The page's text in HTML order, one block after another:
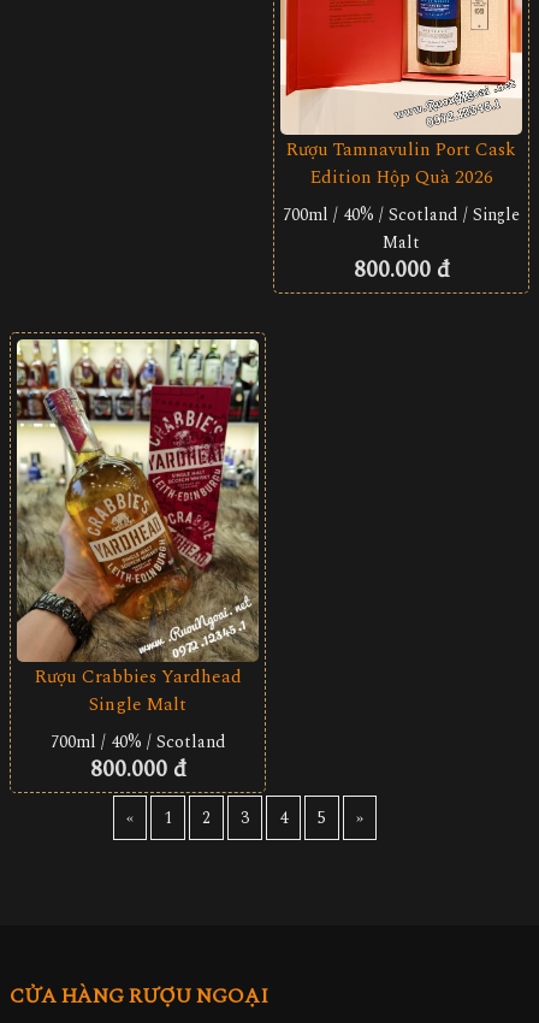
Rượu Tamnavulin Port Cask
Edition Hộp Quà 2026
700ml / 40% / Scotland / Single
Malt
800.000 đ
Rượu Crabbies Yardhead
Single Malt
700ml / 40% / Scotland
800.000 đ
« 1 2 3 4 5 »
CỬA HÀNG RƯỢU NGOẠI